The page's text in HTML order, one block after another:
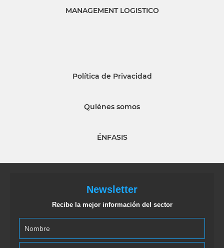
MANAGEMENT LOGISTICO
Política de Privacidad
Quiénes somos
ÉNFASIS
Newsletter
Recibe la mejor información del sector